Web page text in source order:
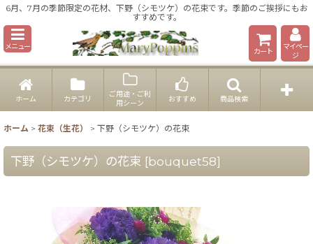
6月、7月の季節限定の花材、下野（シモツケ）の花束です。季節のご挨拶にもお
すすめです。
メニュー カート
マイペー
ジ
ホーム カテゴリ
ご用途・ご利
用シーン
おすすめ 商品検索
ホーム > 花束（生花） > 下野（シモツケ）の花束
下野（シモツケ）の花束 [bouquet58]